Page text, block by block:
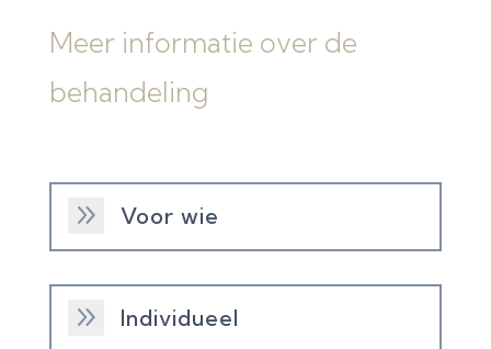
Meer informatie over de
behandeling
9 Voor wie
9 Individueel